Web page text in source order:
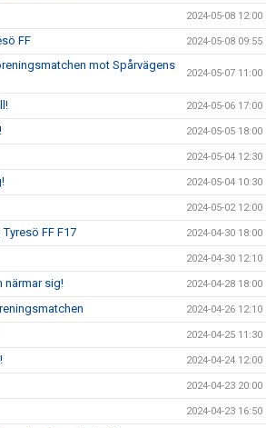
2024-05-08 12:00
FF 2024-05-08 09:55
mot Spårvägens
2024-05-07 11:00
2024-05-06 17:00
2024-05-05 18:00
2024-05-04 12:30
2024-05-04 10:30
2024-05-02 12:00
FF F17 2024-04-30 18:00
2024-04-30 12:10
närmar sig! 2024-04-28 18:00
2024-04-26 12:10
2024-04-25 11:30
2024-04-24 12:00
2024-04-23 20:00
2024-04-23 16:50